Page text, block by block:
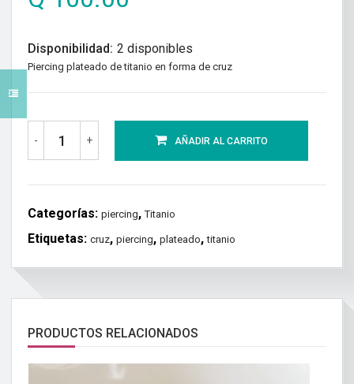
Disponibilidad: 2 disponibles
Piercing plateado de titanio en forma de cruz
- + AÑADIR AL CARRITO
Categorías: piercing,Titanio
Etiquetas: cruz, piercing, plateado,titanio
PRODUCTOS RELACIONADOS